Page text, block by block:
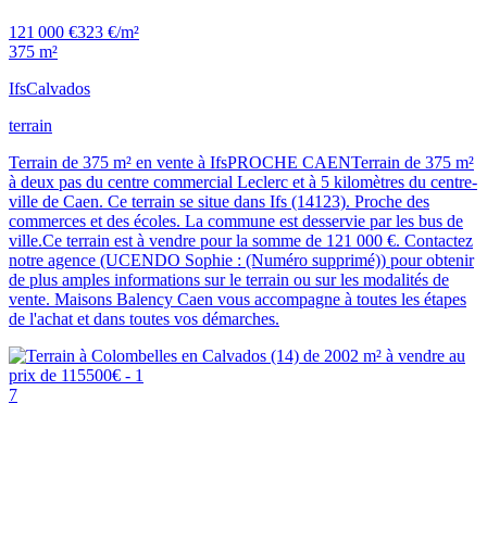
121 000 €323 €/m²
375 m²
IfsCalvados
terrain
Terrain de 375 m² en vente à IfsPROCHE CAENTerrain de 375 m²
à deux pas du centre commercial Leclerc et à 5 kilomètres du centre-
ville de Caen. Ce terrain se situe dans Ifs (14123). Proche des
commerces et des écoles. La commune est desservie par les bus de
ville.Ce terrain est à vendre pour la somme de 121 000 €. Contactez
notre agence (UCENDO Sophie : (Numéro supprimé)) pour obtenir
de plus amples informations sur le terrain ou sur les modalités de
vente. Maisons Balency Caen vous accompagne à toutes les étapes
de l'achat et dans toutes vos démarches.
7